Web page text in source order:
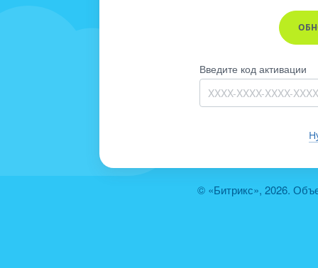
© «Битрикс», 2026.
Введите код активации